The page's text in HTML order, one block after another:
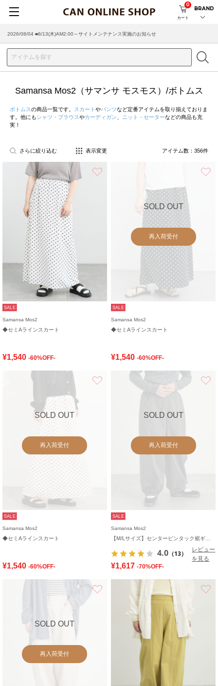
カート
0
BRAND
2026/08/04 ■8/13(木)AM2:00～サイトメンテナンス実施のお知らせ
2026/07/29 ■【お知らせ】ヤマト運輸の配送遅延・停止について
Samansa Mos2（サマンサ モスモス）/ボトムス
ボトムスの商品一覧です。 スカート やパンツなど定番アイテムを取り揃えておりま
す。他にもシャツ・ブラウスやカーディガン ニット・セーターなどの商品も充
実！
さらに絞り込む 表示変更 アイテム数： 356件
SALE
Samansa Mos2
◆セミAラインスカート
¥1,540 -60%OFF-
SOLD OUT
再入荷受付
SALE
Samansa Mos2
◆セミAラインスカート
¥1,540 -60%OFF-
SOLD OUT
再入荷受付
お気に入り
SALE
Samansa Mos2
◆セミAラインスカート
¥1,540 -60%OFF-
SOLD OUT
再入荷受付
SALE
Samansa Mos2
4.0 （13）
レビュー
を見る
¥1,617 -70%OFF-
SOLD OUT
再入荷受付